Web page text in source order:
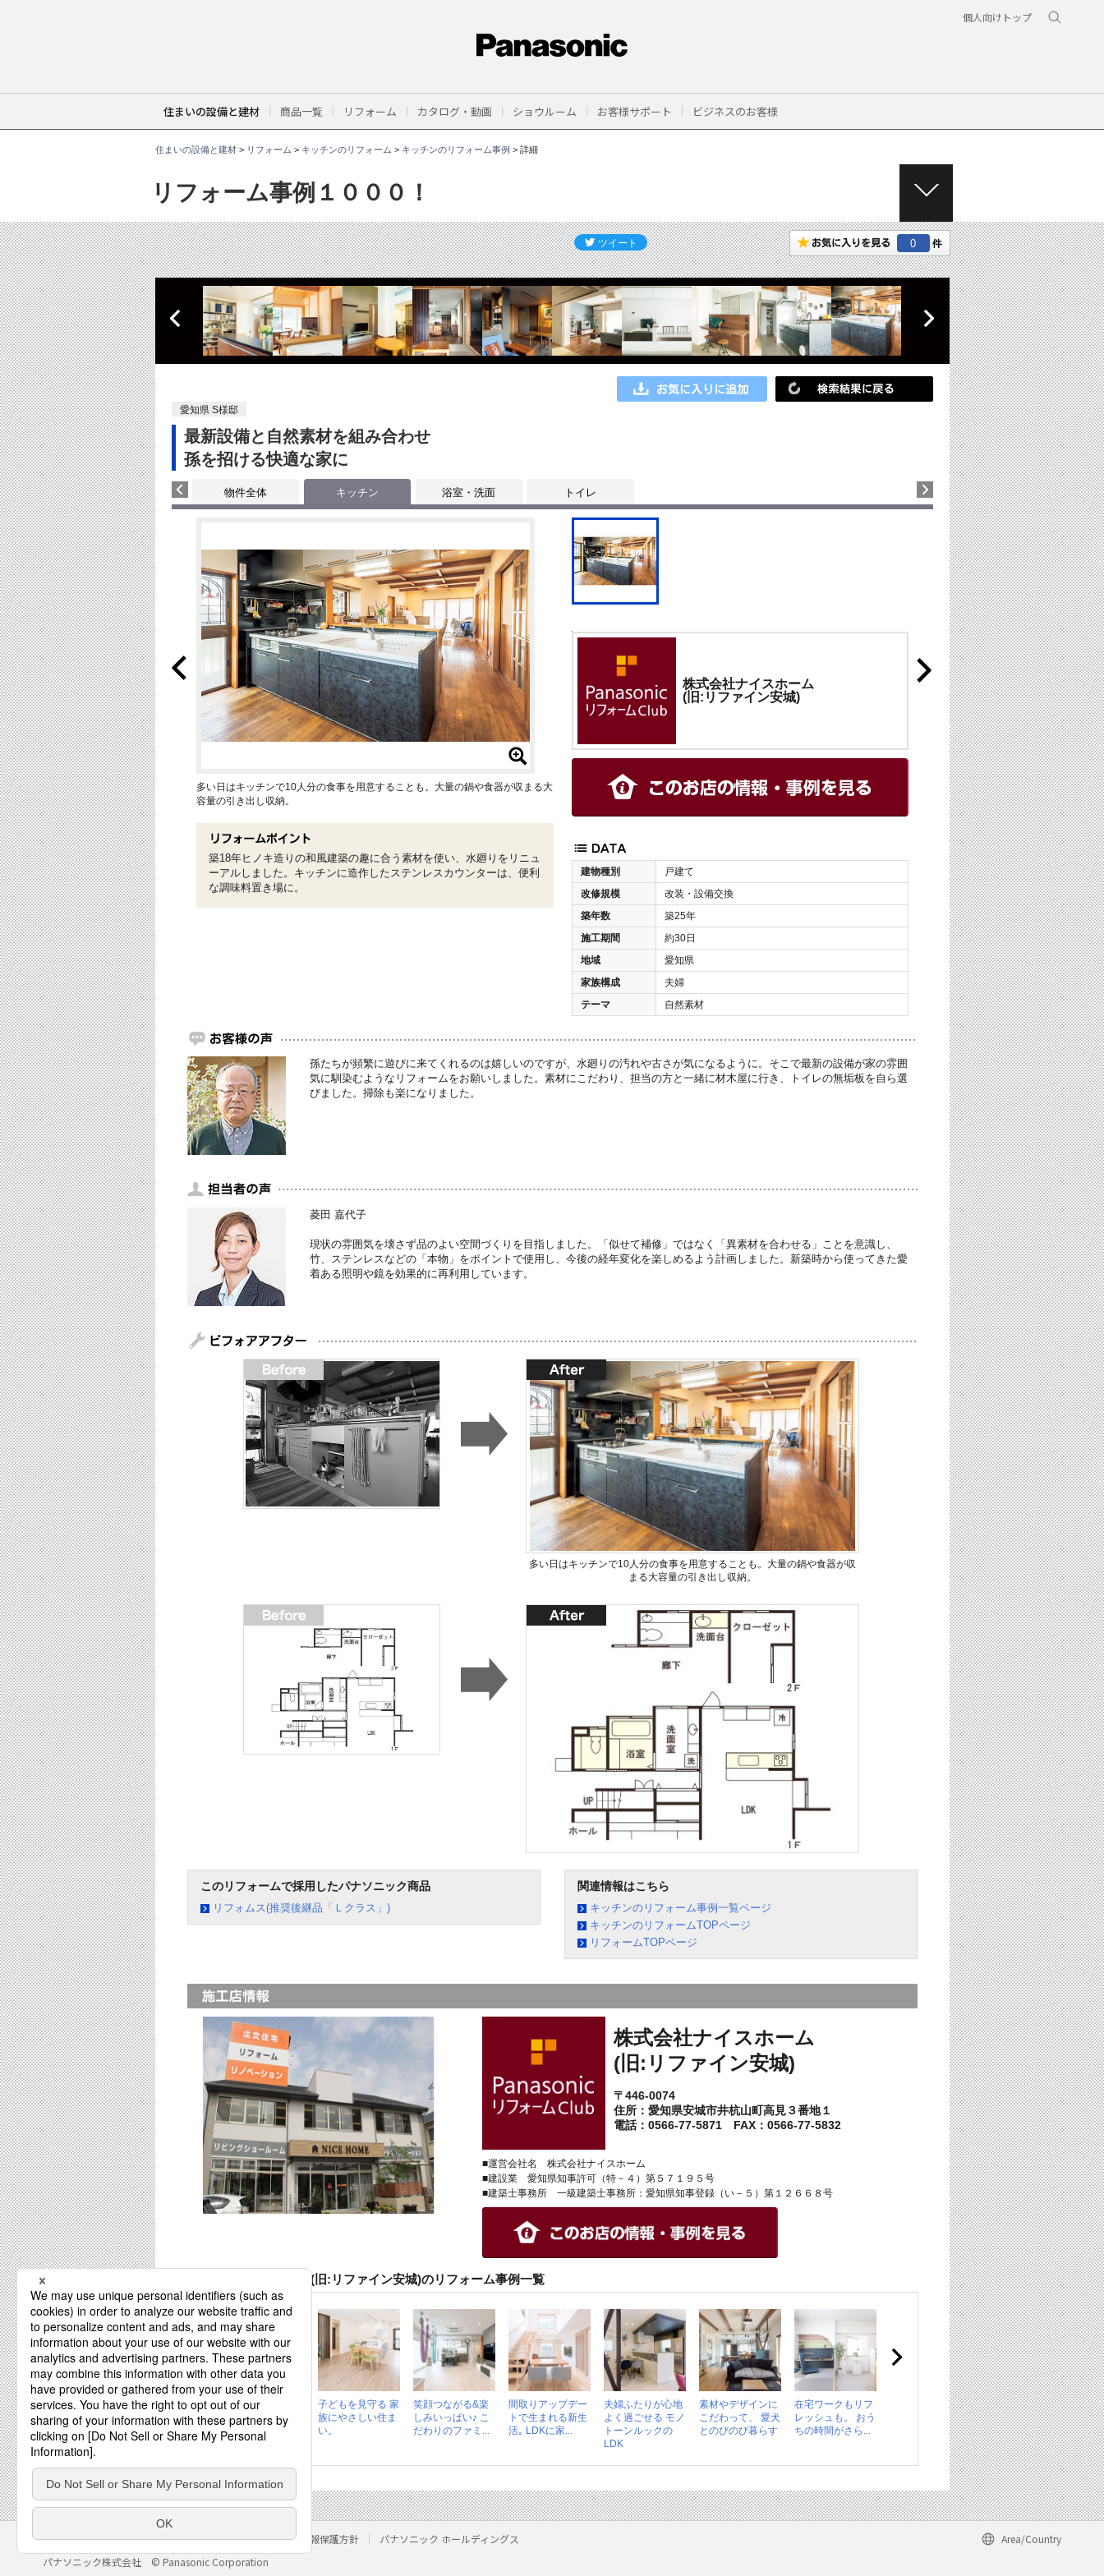
個人向けトップ
住まいの設備と建材 商品一覧 リフォーム カタログ・動画 ショウルーム お客様サポート ビジネスのお客様
住まいの設備と建材> リフォーム > キッチンのリフォーム > キッチンのリフォーム事例 > 詳細
リフォーム事例１０００！
E
N
。
0
愛知県 S様邸
最新設備と自然素材を組み合わせ
孫を招ける快適な家に
物件全体 キッチン 浴室・洗面 トイレ
株式会社ナイスホーム
(旧:リファイン安城)
建物種別
戸建て
改修規模
改装・設備交換
築年数
築25年
施工期間
約30日
地域
愛知県
家族構成
夫婦
テーマ
自然素材
多い日はキッチンで10人分の食事を用意することも。大量の鍋や食器が収まる大
容量の引き出し収納。
築18年ヒノキ造りの和風建築の趣に合う素材を使い、水廻りをリニュ
ーアルしました。キッチンに造作したステンレスカウンターは、便利
な調味料置き場に。
孫たちが頻繁に遊びに来てくれるのは嬉しいのですが、水廻りの汚れや古さが気になるように。そこで最新の設備が家の雰囲
気に馴染むようなリフォームをお願いしました。素材にこだわり、担当の方と一緒に材木屋に行き、トイレの無垢板を自ら選
びました。掃除も楽になりました。
菱田 嘉代子
現状の雰囲気を壊さず品のよい空間づくりを目指しました。「似せて補修」ではなく「異素材を合わせる」ことを意識し、
竹、ステンレスなどの「本物」をポイントで使用し、今後の経年変化を楽しめるよう計画しました。新築時から使ってきた愛
着ある照明や鏡を効果的に再利用しています。
多い日はキッチンで10人分の食事を用意することも。大量の鍋や食器が収
まる大容量の引き出し収納。
このリフォームで採用したパナソニック商品
リフォムス(推奨後継品「Ｌクラス」)
関連情報はこちら
キッチンのリフォーム事例一覧ページ
キッチンのリフォームTOPページ
リフォームTOPページ
株式会社ナイスホーム
(旧:リファイン安城)
〒446-0074
住所：愛知県安城市井杭山町高見３番地１
電話：0566-77-5871 FAX：0566-77-5832
■運営会社名 株式会社ナイスホーム
■建設業 愛知県知事許可（特－４）第５７１９５号
■建築士事務所 一級建築士事務所：愛知県知事登録（い－５）第１２６６８号
株式会社ナイスホーム(旧:リファイン安城)のリフォーム事例一覧
世代をつなぐ平屋
リノベーション。
家族もつなげる...
子どもを見守る 家
族にやさしい住ま
い。
笑顔つながる&楽
しみいっぱい♪ こ
だわりのファミ...
間取りアップデー
トで生まれる新生
活｡ LDKに家...
夫婦ふたりが心地
よく過ごせる モノ
トーンルックの
LDK
素材やデザインに
こだわって、 愛犬
とのびのび暮らす
在宅ワークもリフ
レッシュも。 おう
ちの時間がさら...
サイトのご利用にあたって クッキーポリシー 個人情報保護方針 パナソニック ホールディングス
Area/Country
パナソニック株式会社
© Panasonic Corporation